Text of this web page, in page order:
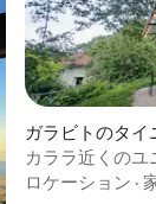
ガラビトのタイ
カララ近くのユ
グルとオーシャ
ロケーション ·